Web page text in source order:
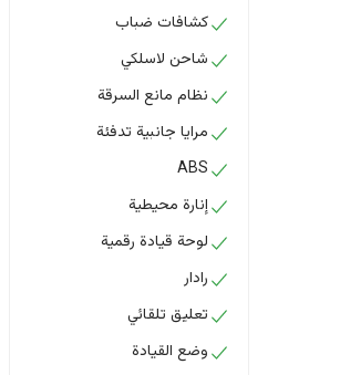
كشافات ضباب
شاحن لاسلكي
نظام مانع السرقة
مرايا جانبية تدفئة
ABS
إنارة محيطية
لوحة قيادة رقمية
رادار
تعليق تلقائي
وضع القيادة